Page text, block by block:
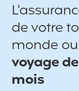
de votre
monde
voyage
mois